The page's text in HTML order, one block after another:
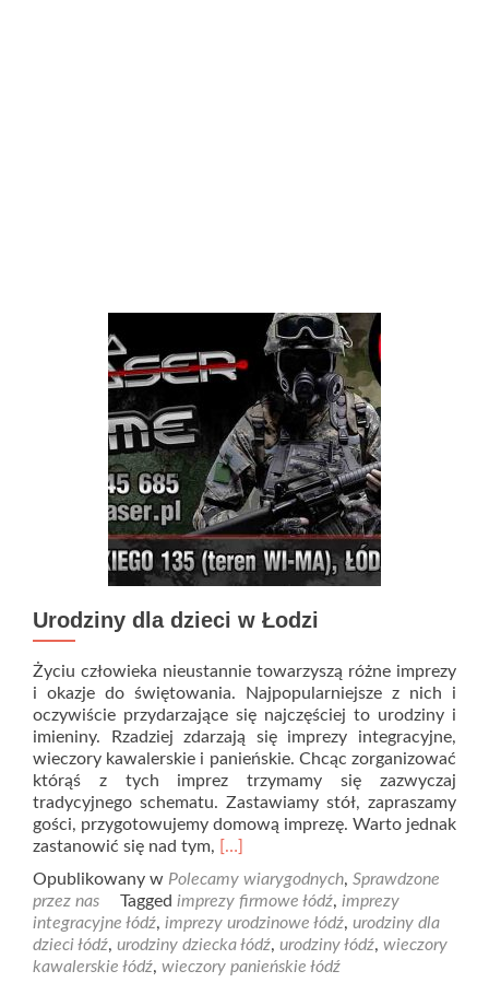
Urodziny dla dzieci w Łodzi
Życiu człowieka nieustannie towarzyszą różne imprezy
i okazje do świętowania. Najpopularniejsze z nich i
oczywiście przydarzające się najczęściej to urodziny i
imieniny. Rzadziej zdarzają się imprezy integracyjne,
wieczory kawalerskie i panieńskie. Chcąc zorganizować
którąś z tych imprez trzymamy się zazwyczaj
tradycyjnego schematu. Zastawiamy stół, zapraszamy
gości, przygotowujemy domową imprezę. Warto jednak
zastanowić się nad tym, Read
about
Urodziny
dla
dzieci
w
[…]
Opublikowany w Polecamy wiarygodnych, Sprawdzone
przez nas
Tagged imprezy firmowe łódź, imprezy
integracyjne łódź, imprezy urodzinowe łódź, urodziny dla
dzieci łódź, urodziny dziecka łódź, urodziny łódź, wieczory
kawalerskie łódź, wieczory panieńskie łódź